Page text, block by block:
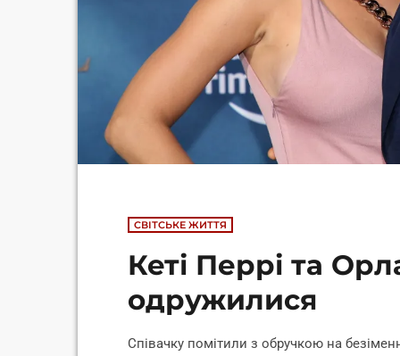
СВІТСЬКЕ ЖИТТЯ
Кеті Перрі та
одружилися
Співачку помітили з обручкою на